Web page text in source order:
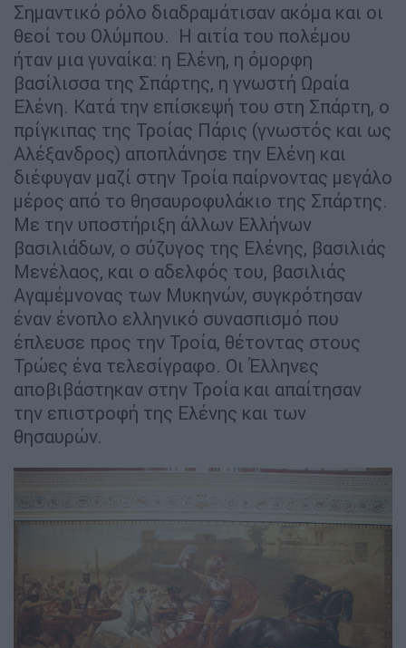
Σημαντικό ρόλο διαδραμάτισαν ακόμα και οι
θεοί του Ολύμπου. Η αιτία του πολέμου
ήταν μια γυναίκα: η Ελένη, η όμορφη
βασίλισσα της Σπάρτης, η γνωστή Ωραία
Ελένη. Κατά την επίσκεψή του στη Σπάρτη, ο
πρίγκιπας της Τροίας Πάρις (γνωστός και ως
Αλέξανδρος) αποπλάνησε την Ελένη και
διέφυγαν μαζί στην Τροία παίρνοντας μεγάλο
μέρος από το θησαυροφυλάκιο της Σπάρτης.
Με την υποστήριξη άλλων Ελλήνων
βασιλιάδων, ο σύζυγος της Ελένης, βασιλιάς
Μενέλαος, και ο αδελφός του, βασιλιάς
Αγαμέμνονας των Μυκηνών, συγκρότησαν
έναν ένοπλο ελληνικό συνασπισμό που
έπλευσε προς την Τροία, θέτοντας στους
Τρώες ένα τελεσίγραφο. Οι Έλληνες
αποβιβάστηκαν στην Τροία και απαίτησαν
την επιστροφή της Ελένης και των
θησαυρών.